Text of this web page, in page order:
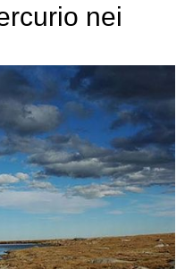
nei